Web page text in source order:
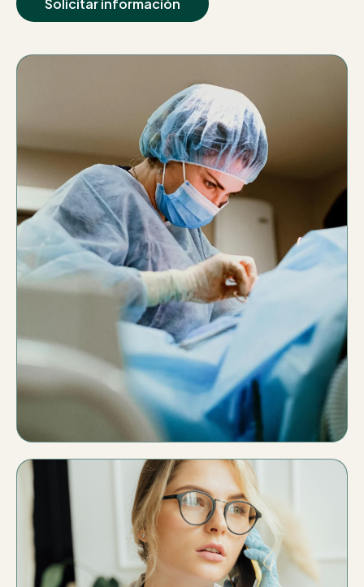
Solicitar información
Presencia profesional
Quién eres
Qué haces
Cómo trabajas
Cómo pedir cita